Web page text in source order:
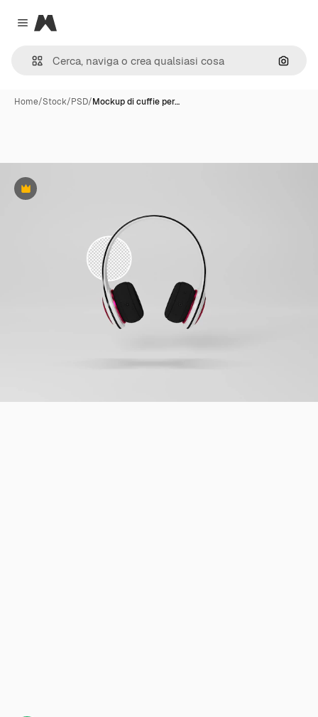
Close menu
Magnific
Cerca
Home/Stock/PSD/Mockup di cuffie per…
Premium